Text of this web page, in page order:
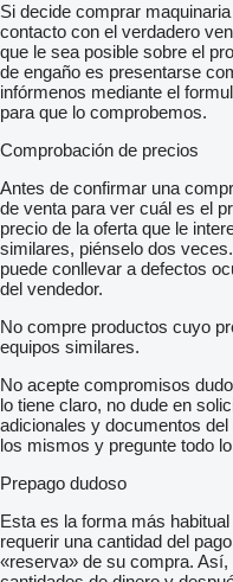
Si decide comprar
contacto con el verdadero
que le sea posible sobre el
de engaño es presentarse
infórmenos mediante el
para que lo comprobemos.
Comprobación de precios
Antes de confirmar una
de venta para ver cuál es el
precio de la oferta que le
similares, piénselo dos
puede conllevar a defectos
del vendedor.
No compre productos cuyo
equipos similares.
No acepte compromisos
lo tiene claro, no dude en
adicionales y documentos
los mismos y pregunte todo
Prepago dudoso
Esta es la forma más
requerir una cantidad del
«reserva» de su compra.